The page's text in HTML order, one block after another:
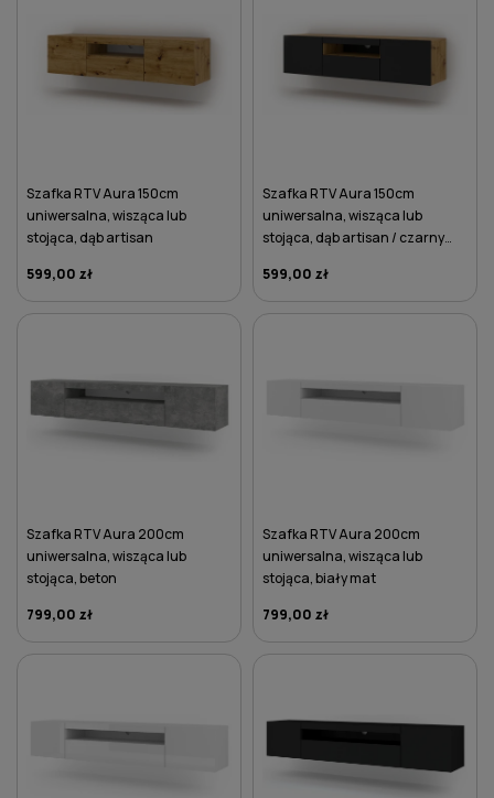
Szafka RTV Aura 150cm
uniwersalna, wisząca lub
stojąca, dąb artisan
599,00 zł
Szafka RTV Aura 150cm
uniwersalna, wisząca lub
stojąca, dąb artisan / czarny
599,00 zł
Szafka RTV Aura 200cm
uniwersalna, wisząca lub
stojąca, beton
799,00 zł
Szafka RTV Aura 200cm
uniwersalna, wisząca lub
stojąca, biały mat
799,00 zł